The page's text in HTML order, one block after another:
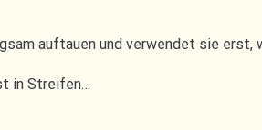
auftauen und verwendet sie erst,
in Streifen…